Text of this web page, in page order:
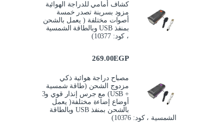
كشاف أمامي للدراجة الهوائية
مزود بسرينة تصدر خمسة
أصوات مختلفة ( يعمل بالشحن
بمنفذ USB وبالطاقة الشمسية
، كود: 10377)
269.00EGP
مصباح دراجة هوائية ذكي
مزدوج الشحن (طاقة شمسية
+ USB) مع جرس إنذار قوي و3
أوضاع إضاءة مختلفة( يعمل
بالشحن بمنفذ USB وبالطاقة
الشمسية ، كود: 10376)